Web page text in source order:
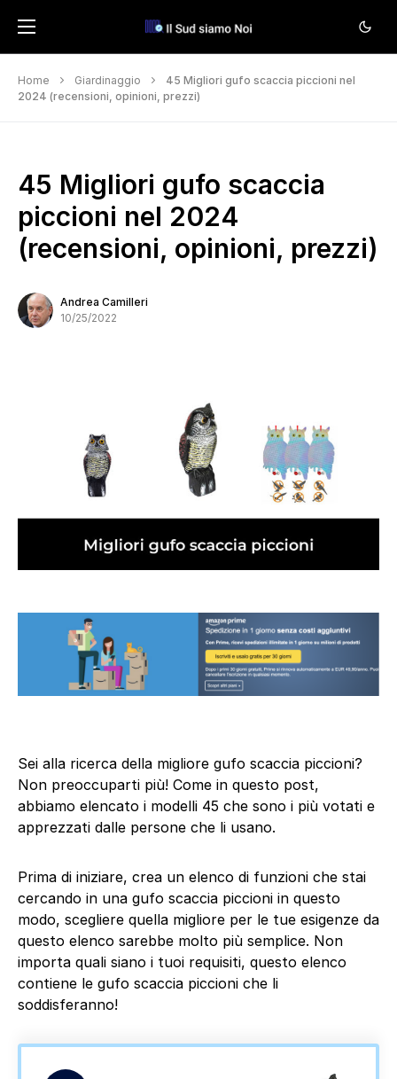
Home Giardinaggio
45 Migliori gufo scaccia piccioni nel
2024 (recensioni, opinioni, prezzi)
45 Migliori gufo scaccia
piccioni nel 2024
(recensioni, opinioni, prezzi)
Andrea Camilleri
10/25/2022
Sei alla ricerca della migliore gufo scaccia piccioni?
Non preoccuparti più! Come in questo post,
abbiamo elencato i modelli 45 che sono i più votati e
apprezzati dalle persone che li usano.
Prima di iniziare, crea un elenco di funzioni che stai
cercando in una gufo scaccia piccioni in questo
modo, scegliere quella migliore per le tue esigenze da
questo elenco sarebbe molto più semplice. Non
importa quali siano i tuoi requisiti, questo elenco
contiene le gufo scaccia piccioni che li
soddisferanno!